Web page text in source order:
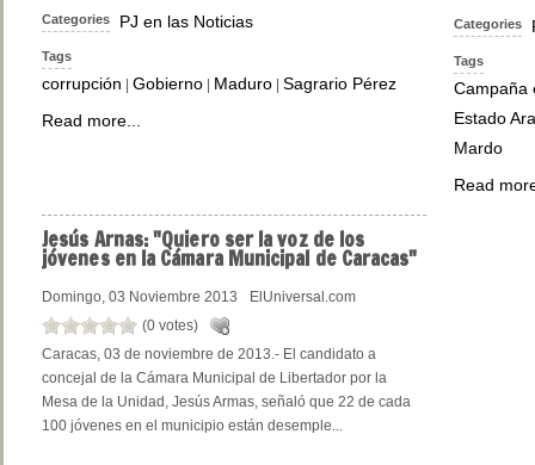
Categories PJ en las Noticias
Tags
corrupción | Gobierno | Maduro | Sagrario Pérez
Read more...
Categories
Tags
Campaña
Estado
Mardo
Read
Jesús Arnas: "Quiero ser la voz de los
jóvenes en la Cámara Municipal de Caracas"
Domingo, 03 Noviembre 2013
ElUniversal.com
(0 votes)
Caracas, 03 de noviembre de 2013.- El candidato a
concejal de la Cámara Municipal de Libertador por la
Mesa de la Unidad, Jesús Armas, señaló que 22 de cada
100 jóvenes en el municipio están desemple...